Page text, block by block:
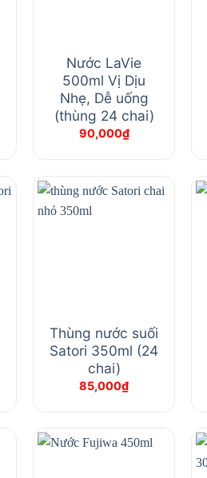
Nước LaVie
500ml Vị Dịu
Nhẹ, Dễ uống
(thùng 24 chai)
90,000₫
Thùng nước suối
Satori 350ml (24
chai)
85,000₫